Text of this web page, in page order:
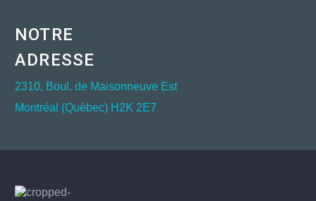
NOTRE
ADRESSE
2310, Boul. de Maisonneuve Est
Montréal (Québec) H2K 2E7